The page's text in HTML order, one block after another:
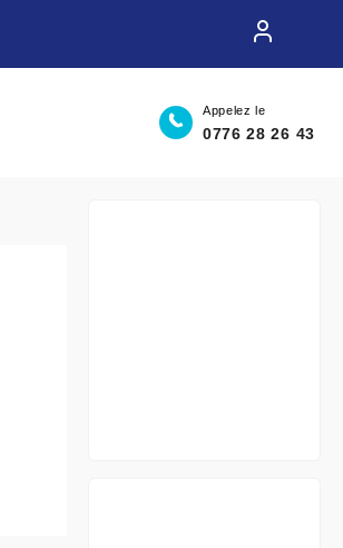
Appelez le
0776 28 26 43